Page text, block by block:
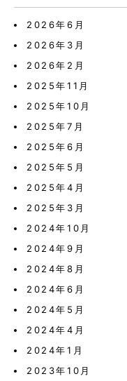
2026年6月
2026年3月
2026年2月
2025年11月
2025年10月
2025年7月
2025年6月
2025年5月
2025年4月
2025年3月
2024年10月
2024年9月
2024年8月
2024年6月
2024年5月
2024年4月
2024年1月
2023年10月